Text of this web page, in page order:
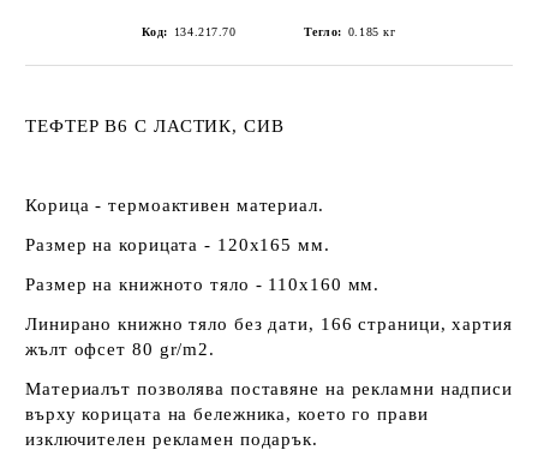
Код: 134.217.70 Тегло: 0.185 кг
ТЕФТЕР В6 С ЛАСТИК, СИВ
Корица - термоактивен материал.
Размер на корицата - 120х165 мм.
Размер на книжното тяло - 110х160 мм.
Линирано книжно тяло без дати, 166 страници, хартия
жълт офсет 80 gr/m2.
Материалът позволява поставяне на рекламни надписи
върху корицата на бележника, което го прави
изключителен рекламен подарък.